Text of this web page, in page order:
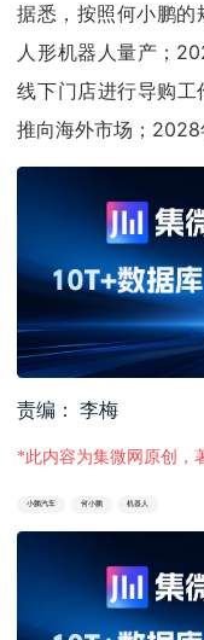
据悉，按照何小鹏
人形机器人量产；
线下门店进行导购
推向海外市场；2028
责编： 李梅
*此内容为集微网原创，
小鹏汽车 何小鹏 机器人